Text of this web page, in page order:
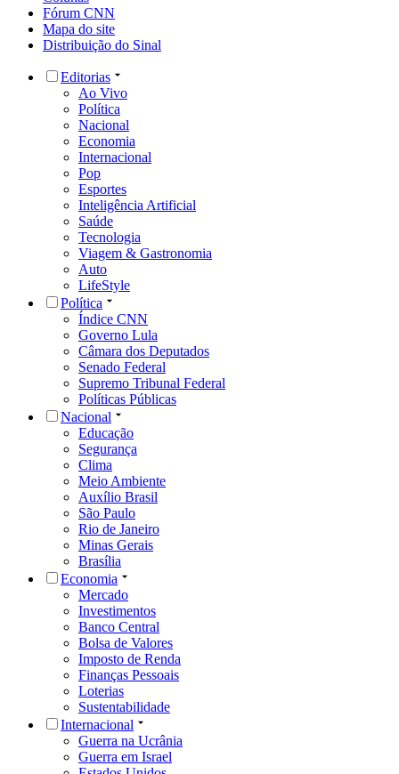
Fórum CNN
Mapa do site
Distribuição do Sinal
Editorias
Ao Vivo
Política
Nacional
Economia
Internacional
Pop
Esportes
Inteligência Artificial
Saúde
Tecnologia
Viagem & Gastronomia
Auto
LifeStyle
Política
Índice CNN
Governo Lula
Câmara dos Deputados
Senado Federal
Supremo Tribunal Federal
Políticas Públicas
Nacional
Educação
Segurança
Clima
Meio Ambiente
Auxílio Brasil
São Paulo
Rio de Janeiro
Minas Gerais
Brasília
Economia
Mercado
Investimentos
Banco Central
Bolsa de Valores
Imposto de Renda
Finanças Pessoais
Loterias
Sustentabilidade
Internacional
Guerra na Ucrânia
Guerra em Israel